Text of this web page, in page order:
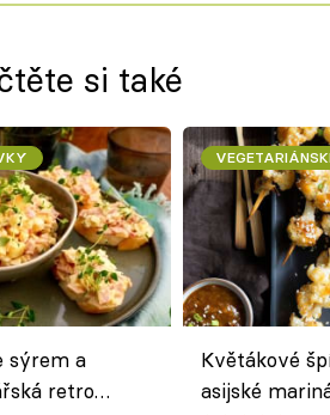
si také
sýrem a
retro
Květákové
asijské